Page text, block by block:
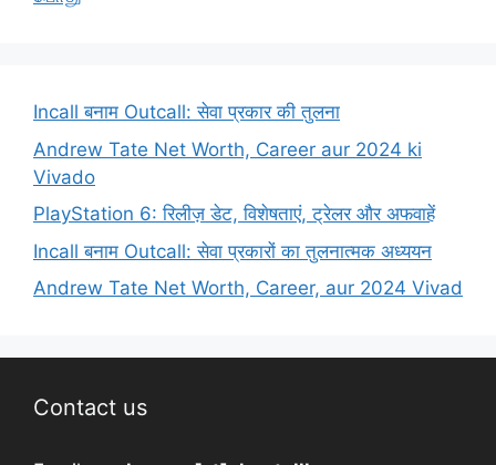
Incall बनाम Outcall: सेवा प्रकार की तुलना
Andrew Tate Net Worth, Career aur 2024 ki
Vivado
PlayStation 6: रिलीज़ डेट, विशेषताएं, ट्रेलर और अफवाहें
Incall बनाम Outcall: सेवा प्रकारों का तुलनात्मक अध्ययन
Andrew Tate Net Worth, Career, aur 2024 Vivad
Contact us